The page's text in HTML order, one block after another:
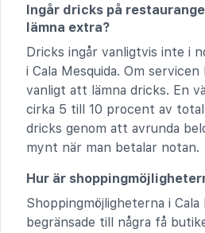
Ingår dricks på
lämna extra?
Dricks ingår vanligtvis inte i
i Cala Mesquida. Om
vanligt att lämna dricks. En
cirka 5 till 10 procent av
dricks genom att avrunda
mynt när man betalar notan.
Hur är
Shoppingmöjligheterna i Cala
begränsade till några få